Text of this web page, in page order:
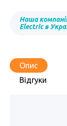
Наша
Electric в
Опис
Відгуки